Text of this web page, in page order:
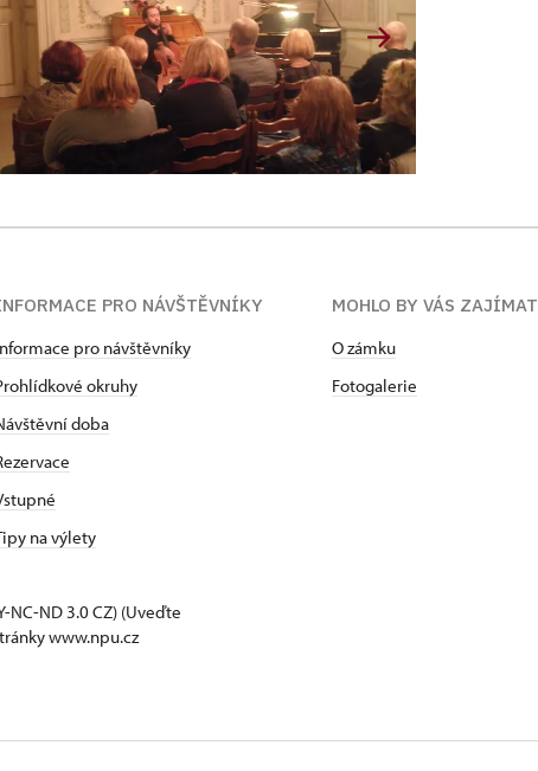
PRO NÁVŠTĚVNÍKY
pro návštěvníky
okruhy
doba
na výlety
MOHLO BY VÁS ZAJÍMAT
O zámku
Fotogalerie
NC-ND 3.0 CZ) (Uveďte
www.npu.cz